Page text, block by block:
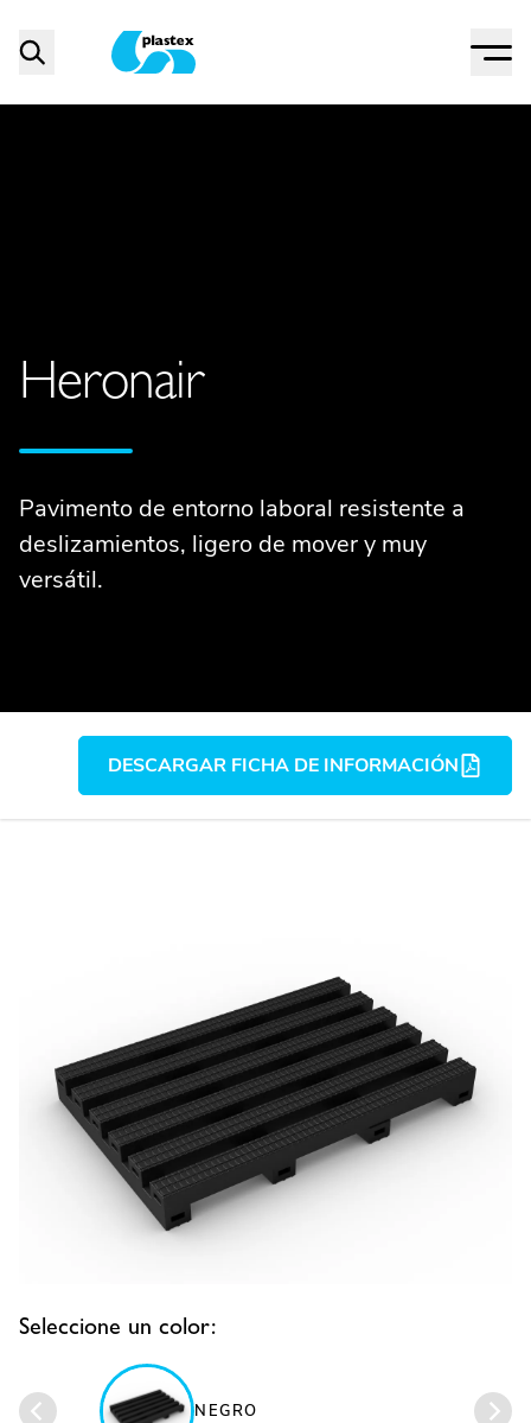
Menu
Heronair
Pavimento de entorno laboral resistente a
deslizamientos, ligero de mover y muy
versátil.
DESCARGAR FICHA DE INFORMACIÓN
Seleccione un color:
NEGRO